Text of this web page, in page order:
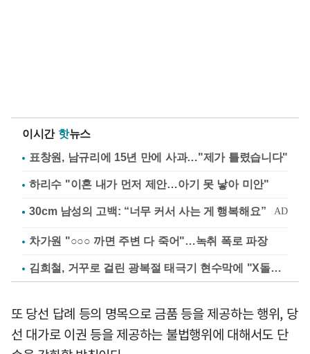
이시간 핫뉴스
표창원, 남규리에 15년 만에 사과…"제가 틀렸습니다"
하리수 "이혼 내가 먼저 제안…아기 못 낳아 미안"
차가원 "○○○ 까면 주변 다 죽어"…녹취 폭로 파장
김희철, 거꾸로 걸린 광복절 태극기 현수막에 "X돌았네"
또 당선 답례 등의 명목으로 금품 등을 제공하는 행위, 당
선 대가로 이권 등을 제공하는 불법행위에 대해서도 단